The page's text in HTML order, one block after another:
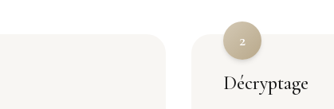
2
Décryptage